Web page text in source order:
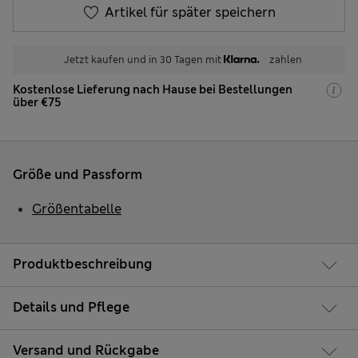
Artikel für später speichern
Jetzt kaufen und in 30 Tagen mit zahlen
Kostenlose Lieferung nach Hause bei Bestellungen
über €75
Produktbeschreibung
Details und Pflege
Versand und Rückgabe
Größe und Passform
Größentabelle